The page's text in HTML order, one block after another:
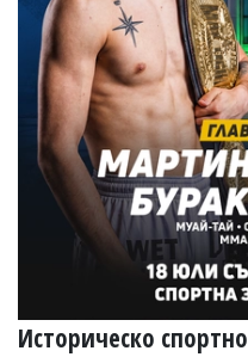
Историческо